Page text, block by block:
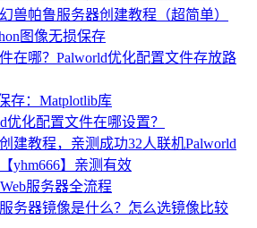
兽帕鲁服务器创建教程（超简单）
图像无损保存
在哪？Palworld优化配置文件存放路
存：Matplotlib库
优化配置文件在哪设置？
建教程，亲测成功32人联机Palworld
yhm666】亲测有效
服务器全流程
务器镜像是什么？怎么选镜像比较